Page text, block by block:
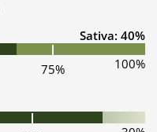
Sativa: 40%
75% 100%